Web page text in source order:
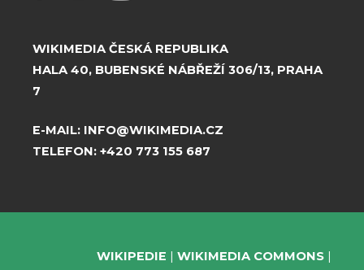
WIKIMEDIA ČESKÁ REPUBLIKA
HALA 40, BUBENSKÉ NÁBŘEŽÍ 306/13, PRAHA
7
E-MAIL: INFO@WIKIMEDIA.CZ
TELEFON: +420 773 155 687
WIKIPEDIE WIKIMEDIA COMMONS